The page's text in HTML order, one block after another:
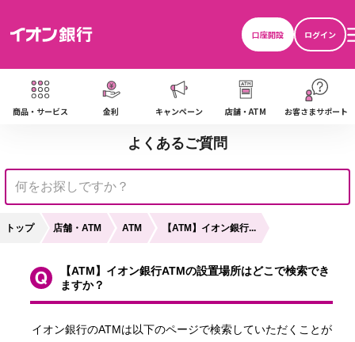
口座開設
ログイン
商品・サービス 金利 キャンペーン 店舗・ATM お客さまサポート
よくあるご質問
トップ 店舗・ATM ATM 【ATM】イオン銀行...
【ATM】イオン銀行ATMの設置場所はどこで検索でき
ますか？
イオン銀行のATMは以下のページで検索していただくことが